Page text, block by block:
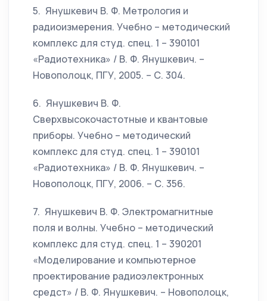
5. Янушкевич В. Ф. Метрология и
радиоизмерения. Учебно – методический
комплекс для студ. спец. 1 – 390101
«Радиотехника» / В. Ф. Янушкевич. –
Новополоцк, ПГУ, 2005. – С. 304.
6. Янушкевич В. Ф.
Сверхвысокочастотные и квантовые
приборы. Учебно – методический
комплекс для студ. спец. 1 – 390101
«Радиотехника» / В. Ф. Янушкевич. –
Новополоцк, ПГУ, 2006. – С. 356.
7. Янушкевич В. Ф. Электромагнитные
поля и волны. Учебно – методический
комплекс для студ. спец. 1 – 390201
«Моделирование и компьютерное
проектирование радиоэлектронных
средст» / В. Ф. Янушкевич. – Новополоцк,